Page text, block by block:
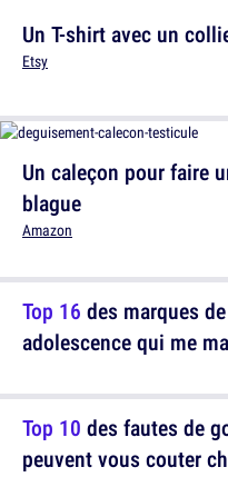
Un T-shirt avec un
Etsy
Top 16 des marques
adolescence qui me
Un caleçon pour faire
blague
Amazon
Top 10 des fautes de
peuvent vous couter